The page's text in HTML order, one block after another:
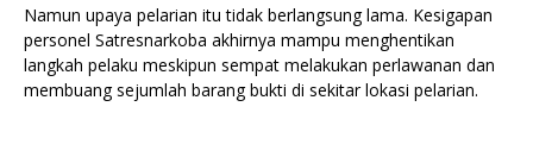
Namun upaya pelarian itu tidak berlangsung lama. Kesigapan
personel Satresnarkoba akhirnya mampu menghentikan
langkah pelaku meskipun sempat melakukan perlawanan dan
membuang sejumlah barang bukti di sekitar lokasi pelarian.